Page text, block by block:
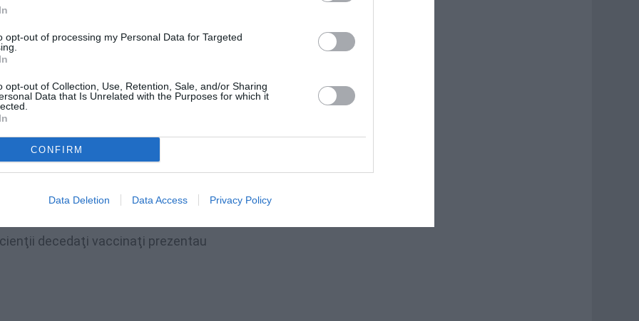
opt-out of processing my Personal Data for Targeted
opt-out of Collection, Use, Retention, Sale, and/or Sharing
Data that Is Unrelated with the Purposes for which it
CONFIRM
Data Deletion Data Access Privacy Policy
să-i convingem să se vaccineze”
retestării pacienților care erau deja
pozitiv.
cu infecție cu SARS – CoV – 2 au
erau nevaccinaţi şi 50 vaccinaţi. Cei
decedaţi vaccinaţi prezentau